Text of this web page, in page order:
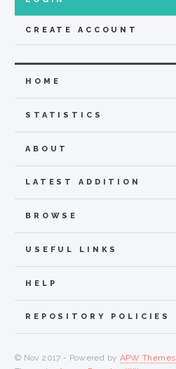
CREATE ACCOUNT
HOME
STATISTICS
ABOUT
LATEST ADDITION
BROWSE
USEFUL LINKS
HELP
REPOSITORY POLICIES
© Nov 2017 - Powered by APW Themes